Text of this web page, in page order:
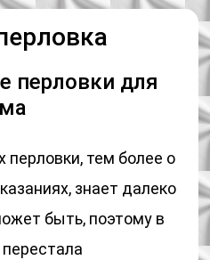
перловки для
перловки, тем более о
знает далеко
быть, поэтому в